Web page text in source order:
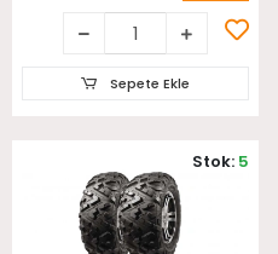
Sepete Ekle
Stok: 5